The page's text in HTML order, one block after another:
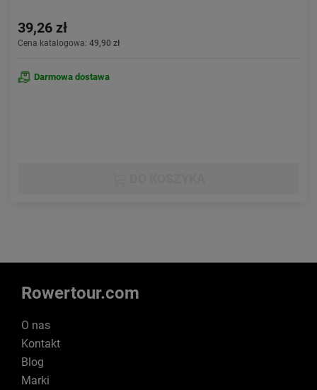
39,26 zł
Cena katalogowa: 49,90 zł
Darmowa dostawa
Rowertour.com
O nas
Kontakt
Blog
Marki